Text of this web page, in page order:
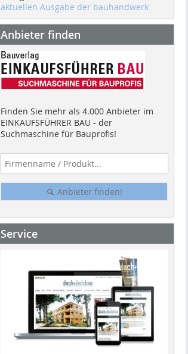
aktuellen Ausgabe der bauhandwerk
Anbieter finden
Finden Sie mehr als 4.000 Anbieter im
EINKAUFSFÜHRER BAU - der
Suchmaschine für Bauprofis!
Anbieter finden!
Service